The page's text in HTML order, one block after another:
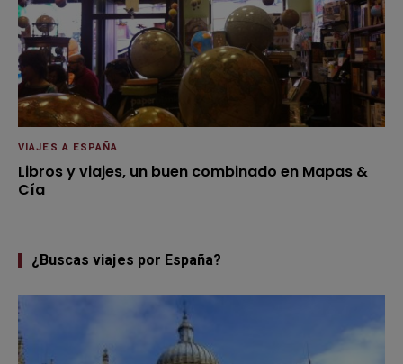
VIAJES A ESPAÑA
Libros y viajes, un buen combinado en Mapas &
Cía
¿Buscas viajes por España?